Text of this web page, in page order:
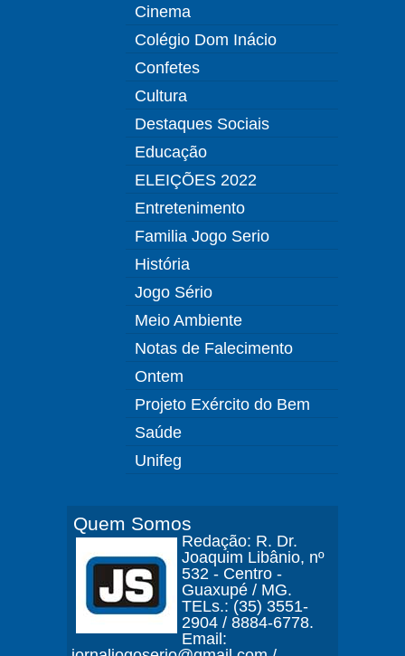
Cinema
Colégio Dom Inácio
Confetes
Cultura
Destaques Sociais
Educação
ELEIÇÕES 2022
Entretenimento
Familia Jogo Serio
História
Jogo Sério
Meio Ambiente
Notas de Falecimento
Ontem
Projeto Exército do Bem
Saúde
Unifeg
Quem Somos
Redação: R. Dr.
Joaquim Libânio, nº
532 - Centro -
Guaxupé / MG.
TELs.: (35) 3551-
2904 / 8884-6778.
Email: